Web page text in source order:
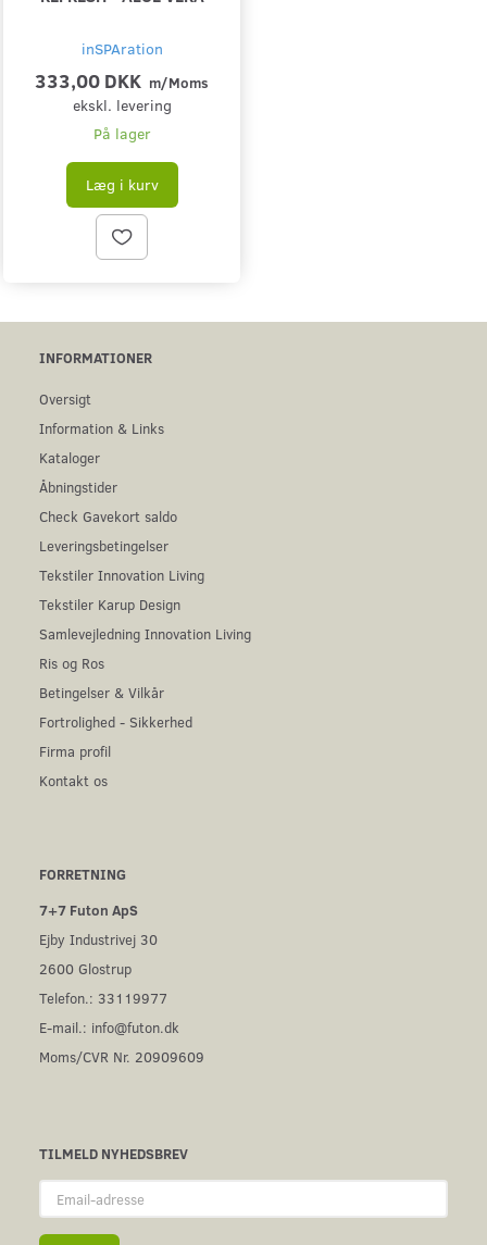
inSPAration
333,00 DKK m/Moms
ekskl. levering
På lager
Læg i kurv
INFORMATIONER
Oversigt
Information & Links
Kataloger
Åbningstider
Check Gavekort saldo
Leveringsbetingelser
Tekstiler Innovation Living
Tekstiler Karup Design
Samlevejledning Innovation Living
Ris og Ros
Betingelser & Vilkår
Fortrolighed - Sikkerhed
Firma profil
Kontakt os
FORRETNING
7+7 Futon ApS
Ejby Industrivej 30
2600 Glostrup
Telefon.: 33119977
E-mail.: info@futon.dk
Moms/CVR Nr. 20909609
TILMELD NYHEDSBREV
Email-
adresse